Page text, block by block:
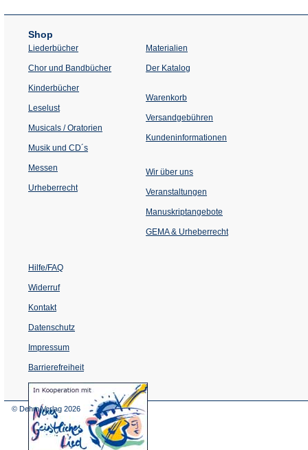
Shop
Liederbücher
Chor und Bandbücher
Kinderbücher
Leselust
Musicals / Oratorien
Musik und CD´s
Messen
Urheberrecht
Materialien
Der Katalog
Warenkorb
Versandgebühren
Kundeninformationen
Wir über uns
Veranstaltungen
einem
Tab)
Manuskriptangebote
GEMA & Urheberrecht
Hilfe/FAQ
Widerruf
Kontakt
Datenschutz
Impressum
Barrierefreiheit
(Öffnet
in
© Dehm Verlag 2026